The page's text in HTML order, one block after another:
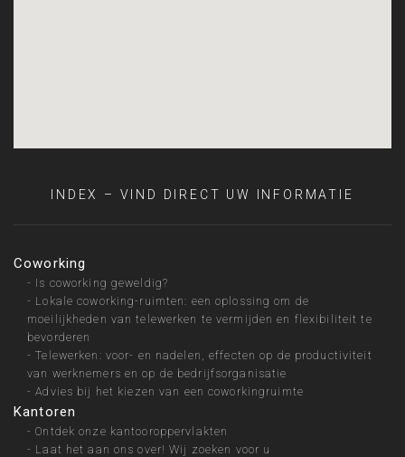
INDEX – VIND DIRECT UW INFORMATIE
Coworking
- Is coworking geweldig?
- Lokale coworking-ruimten: een oplossing om de
moeilijkheden van telewerken te vermijden en flexibiliteit te
bevorderen
-Telewerken: voor- en nadelen, effecten op de productiviteit
van werknemers en op de bedrijfsorganisatie
-Advies bij het kiezen van een coworkingruimte
Kantoren
-Ontdek onze kantooroppervlakten
- Laat het aan ons over! Wij zoeken voor u